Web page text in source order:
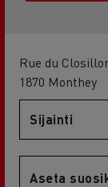
Rue du
1870 Monthey
Sijainti
Aseta